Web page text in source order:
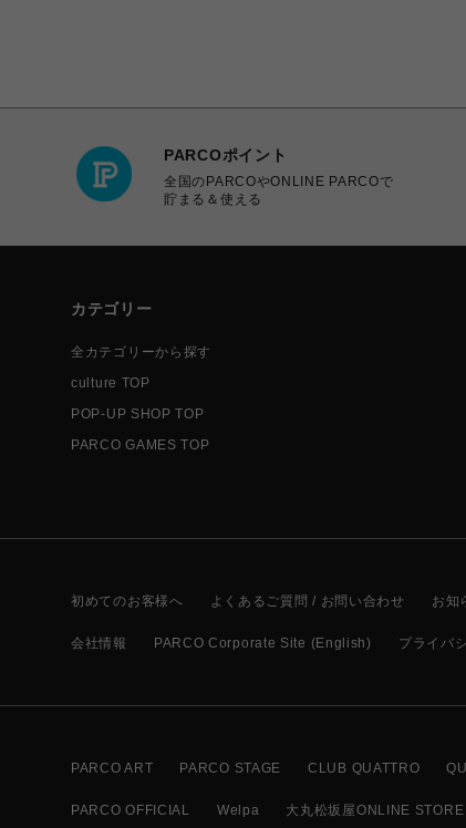
PARCOポイント
全国のPARCOやONLINE PARCOで
貯まる＆使える
カテゴリー
全カテゴリーから探す
culture TOP
POP-UP SHOP TOP
PARCO GAMES TOP
初めてのお客様へ よくあるご質問 / お問い合わせ お知
会社情報 PARCO Corporate Site (English) プライバ
PARCO ART PARCO STAGE CLUB QUATTRO
PARCO OFFICIAL Welpa 大丸松坂屋ONLINE STORE